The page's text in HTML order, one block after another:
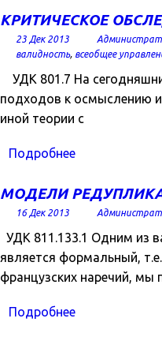
КРИТИЧЕСКОЕ
23 Дек 2013
валидность, всеобщее
УДК 801.7 На
подходов к осмыслению и
иной теории с
Подробнее
МОДЕЛИ
16 Дек 2013
УДК 811.133.1 Одним из
является формальный,
французских наречий, мы
Подробнее